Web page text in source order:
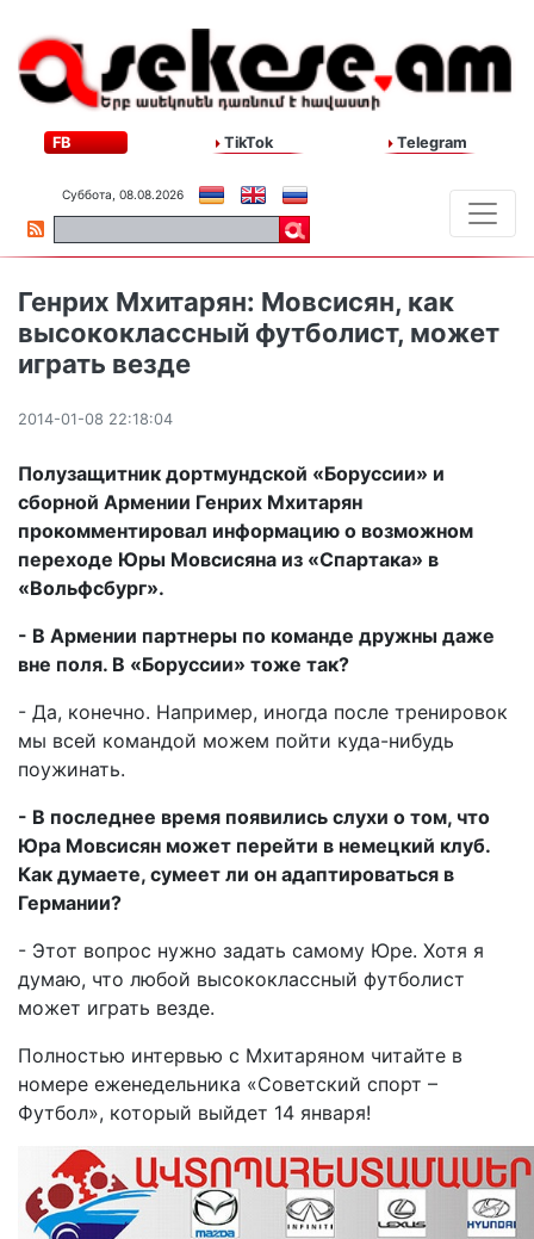
FB TikTok Telegram
Суббота, 08.08.2026
Генрих Мхитарян: Мовсисян, как
высококлассный футболист, может
играть везде
2014-01-08 22:18:04
Полузащитник дортмундской «Боруссии» и
сборной Армении Генрих Мхитарян
прокомментировал информацию о возможном
переходе Юры Мовсисяна из «Спартака» в
«Вольфсбург».
- В Армении партнеры по команде дружны даже
вне поля. В «Боруссии» тоже так?
- Да, конечно. Например, иногда после тренировок
мы всей командой можем пойти куда-нибудь
поужинать.
- В последнее время появились слухи о том, что
Юра Мовсисян может перейти в немецкий клуб.
Как думаете, сумеет ли он адаптироваться в
Германии?
- Этот вопрос нужно задать самому Юре. Хотя я
думаю, что любой высококлассный футболист
может играть везде.
Полностью интервью с Мхитаряном читайте в
номере еженедельника «Советский спорт –
Футбол», который выйдет 14 января!